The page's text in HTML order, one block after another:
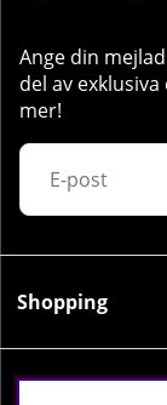
Ange din
del av
mer!
Shopping